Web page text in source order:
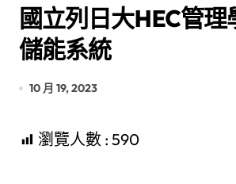
國立列日大HEC管
儲能系統
10 月 19, 2023
瀏覽人數 : 590